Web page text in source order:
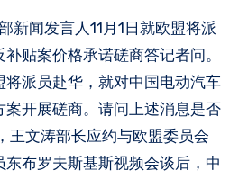
贴案价格承诺磋商答记者问。
将派员赴华，就对中国电动汽车
案开展磋商。请问上述消息是否
王文涛部长应约与欧盟委员会
布罗夫斯基斯视频会谈后，中